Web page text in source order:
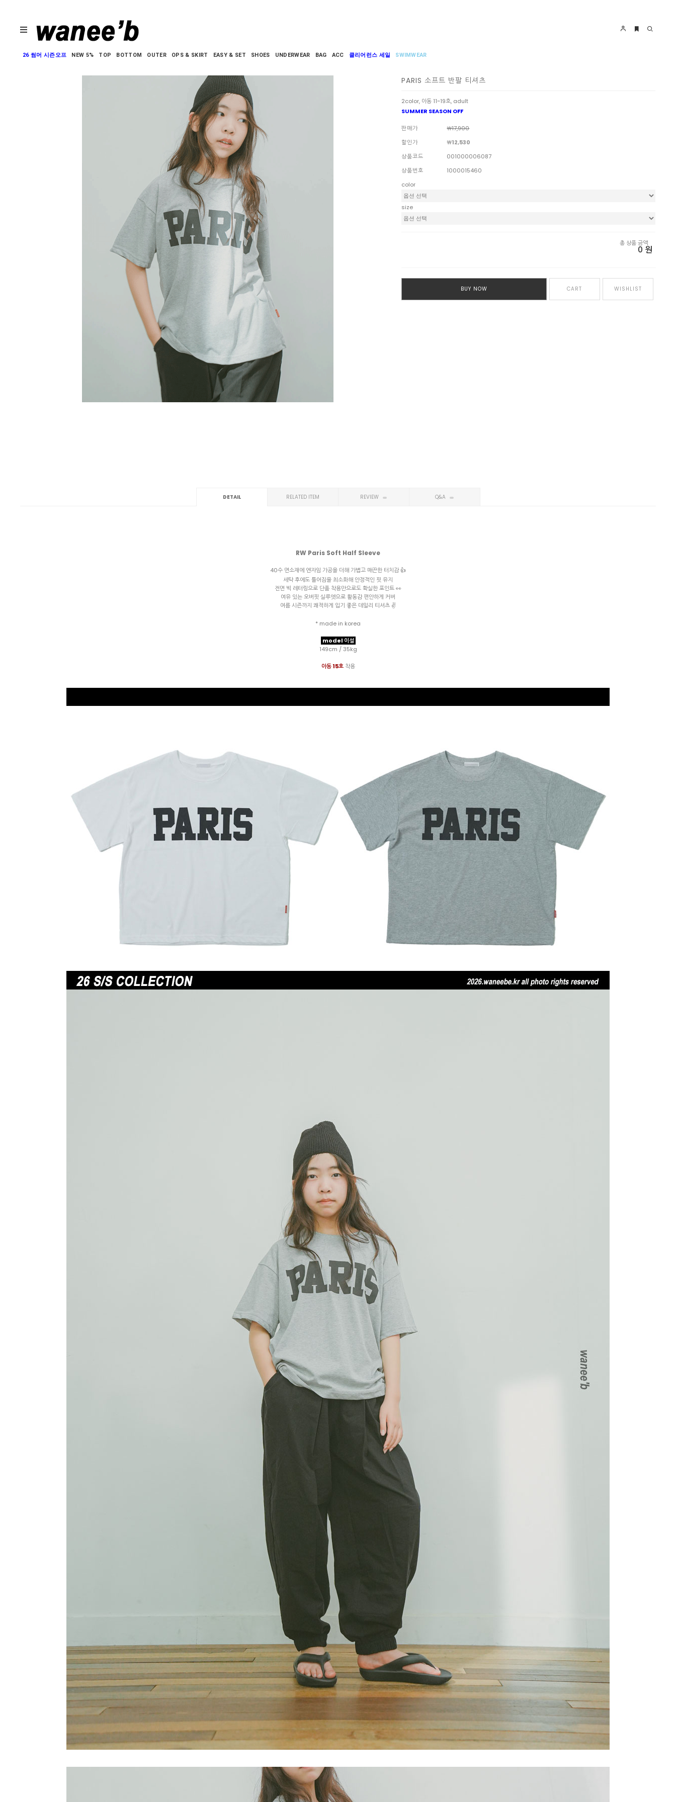
26 썸머 시즌오프 NEW 5% TOP BOTTOM OUTER OPS & SKIRT EASY & SET SHOES UNDERWEAR BAG ACC 클리어런스 세일 SWIMWEAR
PARIS 소프트 반팔 티셔츠
2color, 아동 11~19호, adult
SUMMER SEASON OFF
판매가
￦17,900
할인가
￦12,530
상품코드
001000006087
상품번호
1000015460
color
size
총 상품 금액
0 원
BUY NOW CART WISHLIST
DETAIL RELATED ITEM REVIEW Q&A
RW Paris Soft Half Sleeve
40수 면소재에 엔자임 가공을 더해 가볍고 매끈한 터치감 👍
세탁 후에도 틀어짐을 최소화해 안정적인 핏 유지
전면 빅 레터링으로 단품 착용만으로도 확실한 포인트 👀
여유 있는 오버핏 실루엣으로 활동감 편안하게 커버
여름 시즌까지 쾌적하게 입기 좋은 데일리 티셔츠 ✌️
* made in korea
model 이설
149cm / 35kg
아동 15호착용